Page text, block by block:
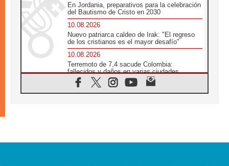
En Jordania, preparativos para la celebración
del Bautismo de Cristo en 2030
10.08.2026
Nuevo patriarca caldeo de Irak: "El regreso
de los cristianos es el mayor desafío"
10.08.2026
Terremoto de 7,4 sacude Colombia:
fallecidos y daños en varias ciudades
10.08.2026
Ébola en RD Congo: Alarma de la UNICEF
10.08.2026